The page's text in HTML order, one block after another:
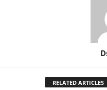
RELATED ARTICLES